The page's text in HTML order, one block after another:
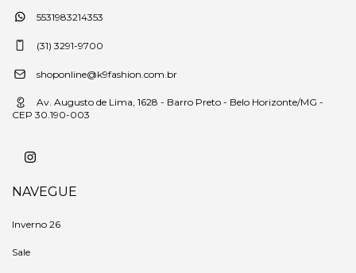
5531983214353
(31) 3291-9700
shoponline@k9fashion.com.br
Av. Augusto de Lima, 1628 - Barro Preto - Belo Horizonte/MG -
CEP 30.190-003
NAVEGUE
Inverno 26
Sale